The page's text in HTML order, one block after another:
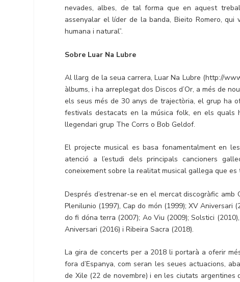
nevades, albes, de tal forma que en aquest
assenyalar el líder de la banda, Bieito Romero,
humana i natural”.
Sobre Luar Na Lubre
Al llarg de la seua carrera, Luar Na Lubre (http://
àlbums, i ha arreplegat dos Discos d’Or, a més de
els seus més de 30 anys de trajectòria, el grup ha
festivals destacats en la música folk, en els quals
llegendari grup The Corrs o Bob Geldof.
El projecte musical es basa fonamentalment en
atenció a l’estudi dels principals cancioners
coneixement sobre la realitat musical gallega que
Després d’estrenar-se en el mercat discogràfic
Plenilunio (1997), Cap do món (1999); XV Aniversari
do fi dóna terra (2007); Ao Viu (2009); Solstici
Aniversari (2016) i Ribeira Sacra (2018).
La gira de concerts per a 2018 li portarà a oferir
fora d’Espanya, com seran les seues actuacions,
de Xile (22 de novembre) i en les ciutats argentines